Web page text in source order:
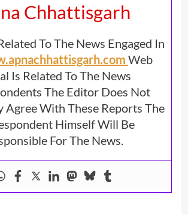
Chhattisgarh
To The News Engaged In
Web
Is Related To The News
The Editor Does Not
Agree With These Reports The
Himself Will Be
For The News.